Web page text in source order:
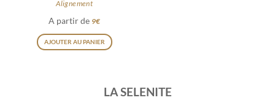
Alignement
A partir de 9€
AJOUTER AU PANIER
Ce
LA SELENITE